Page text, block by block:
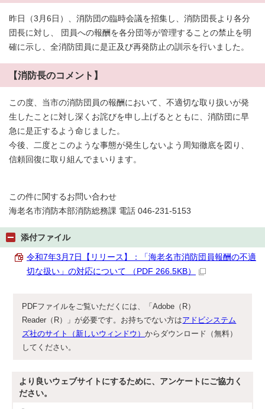
昨日（3月6日）、消防団の臨時会議を招集し、消防団長より各分
団長に対し、 団員への報酬を各分団等が管理することの禁止を明
確に示し、全消防団員に是正及び再発防止の訓示を行いました。
【消防長のコメント】
この度、当市の消防団員の報酬において、不適切な取り扱いが発
生したことに対し深くお詫びを申し上げるとともに、消防団に早
急に是正するよう命じました。
今後、二度とこのような事態が発生しないよう周知徹底を図り、
信頼回復に取り組んでまいります。
この件に関するお問い合わせ
海老名市消防本部消防総務課 電話 046-231-5153
添付ファイル
令和7年3月7日【リリース】：「海老名市消防団員報酬の不適
切な扱い」の対応について （PDF 266.5KB）
PDFファイルをご覧いただくには、「Adobe（R）
Reader（R）」が必要です。お持ちでない方はアドビシステム
ズ社のサイト（新しいウィンドウ）からダウンロード（無料）
してください。
より良いウェブサイトにするために、アンケートにご協力く
ださい。